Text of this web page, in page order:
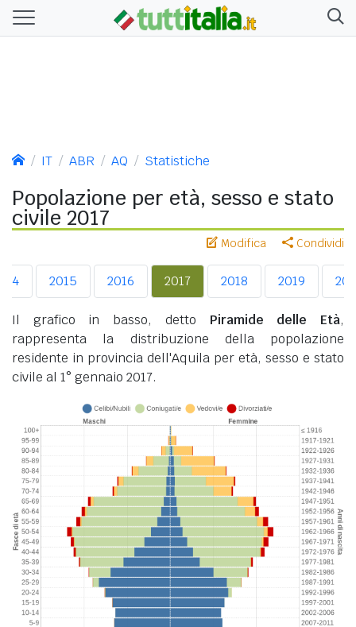
IT ABR AQ Statistiche
Popolazione per età, sesso e stato
civile 2017
Modifica Condividi
2015 2016 2017 2018 2019
Il grafico in basso, detto Piramide delle Età,
rappresenta la distribuzione della popolazione
residente in provincia dell'Aquila per età, sesso e stato
civile al 1° gennaio 2017.